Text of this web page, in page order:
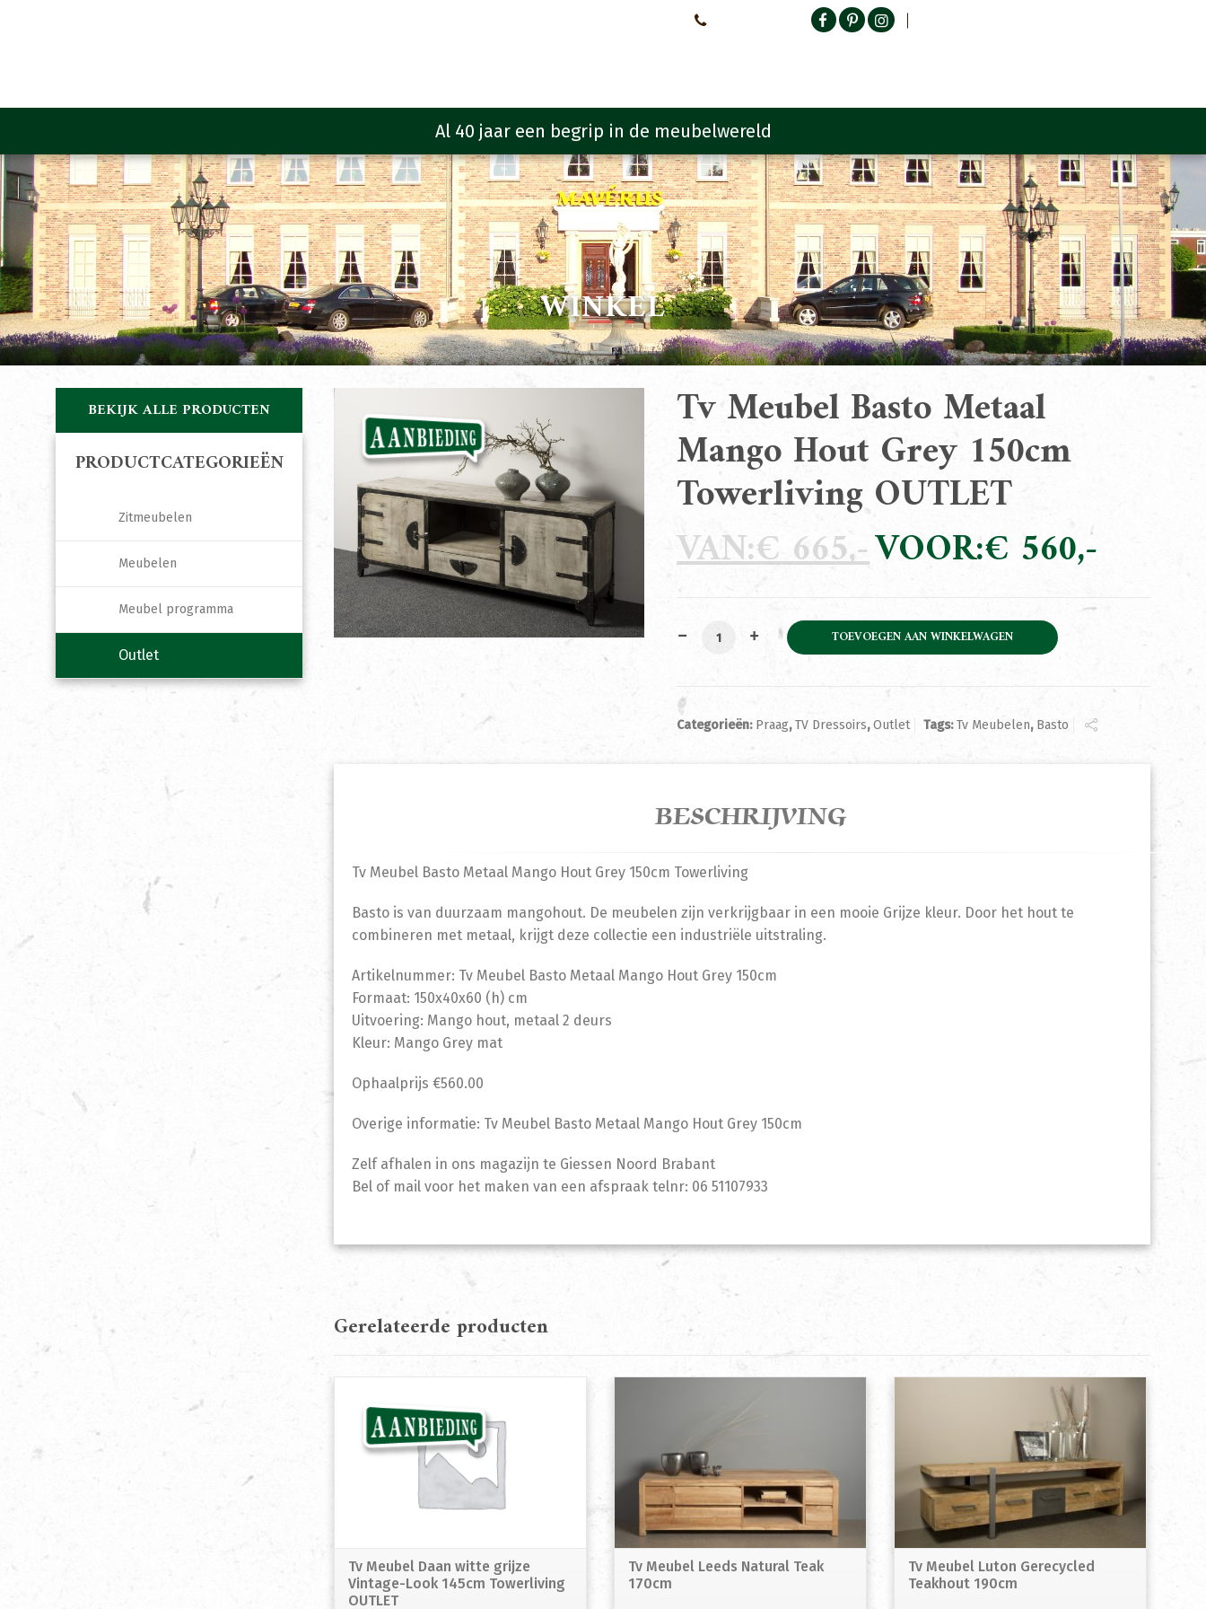
WINKEL
Tv Meubel Basto Metaal
Mango Hout Grey 150cm
Towerliving OUTLET
€665
Oorspronkelijke
prijs
€ 665.
€ 560
Tv Meubel Basto Metaal Mango Hout Grey 150cm Towerliving OUTLET aantal
TOEVOEGEN AAN WINKELWAGEN
Categorieën: Praag,TV Dressoirs,Outlet Tags:Tv Meubelen, Basto
BESCHRIJVING
Tv Meubel Basto Metaal Mango Hout Grey 150cm Towerliving
Basto is van duurzaam mangohout. De meubelen zijn verkrijgbaar in een mooie Grijze kleur. Door het hout te
combineren met metaal, krijgt deze collectie een industriële uitstraling.
Artikelnummer: Tv Meubel Basto Metaal Mango Hout Grey 150cm
Formaat: 150x40x60 (h) cm
Uitvoering: Mango hout, metaal 2 deurs
Kleur: Mango Grey mat
Ophaalprijs €560.00
Overige informatie: Tv Meubel Basto Metaal Mango Hout Grey 150cm
Zelf afhalen in ons magazijn te Giessen Noord Brabant
Bel of mail voor het maken van een afspraak telnr: 06 51107933
Gerelateerde producten
Tv Meubel Daan witte grijze
Vintage-Look 145cm Towerliving
OUTLET
Tv Meubel Leeds Natural Teak
170cm
Tv Meubel Luton Gerecycled
Teakhout 190cm
BEKIJK ALLE PRODUCTEN
PRODUCTCATEGORIEËN
Zitmeubelen
Meubelen
Meubel programma
Outlet